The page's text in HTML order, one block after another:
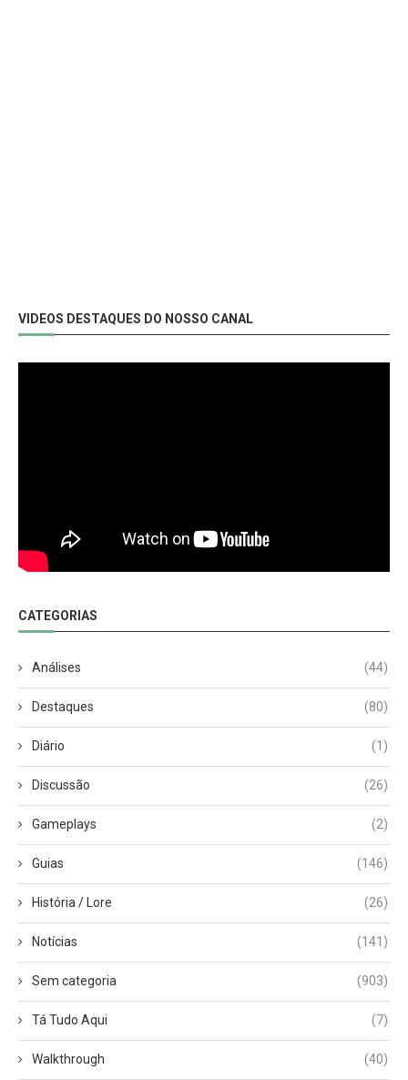
VIDEOS DESTAQUES DO NOSSO CANAL
CATEGORIAS
Análises (44)
Destaques (80)
Diário (1)
Discussão (26)
Gameplays (2)
Guias (146)
História / Lore (26)
Notícias (141)
Sem categoria (903)
Tá Tudo Aqui (7)
Walkthrough (40)